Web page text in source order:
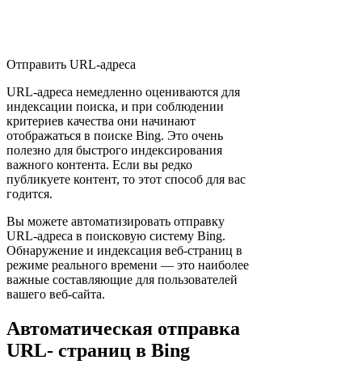
Отправить URL-адреса
URL-адреса немедленно оцениваются для
индексации поиска, и при соблюдении
критериев качества они начинают
отображаться в поиске Bing. Это очень
полезно для быстрого индексирования
важного контента. Если вы редко
публикуете контент, то этот способ для вас
годится.
Вы можете автоматизировать отправку
URL-адреса в поисковую систему Bing.
Обнаружение и индексация веб-страниц в
режиме реального времени — это наиболее
важные составляющие для пользователей
вашего веб-сайта.
Автоматическая отправка
URL- страниц в Bing